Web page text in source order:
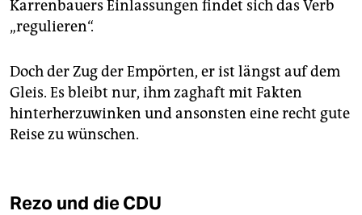
Karrenbauers Einlassungen findet sich das Verb
„regulieren“.
Doch der Zug der Empörten, er ist längst auf dem
Gleis. Es bleibt nur, ihm zaghaft mit Fakten
hinterherzuwinken und ansonsten eine recht gute
Reise zu wünschen.
Rezo und die CDU